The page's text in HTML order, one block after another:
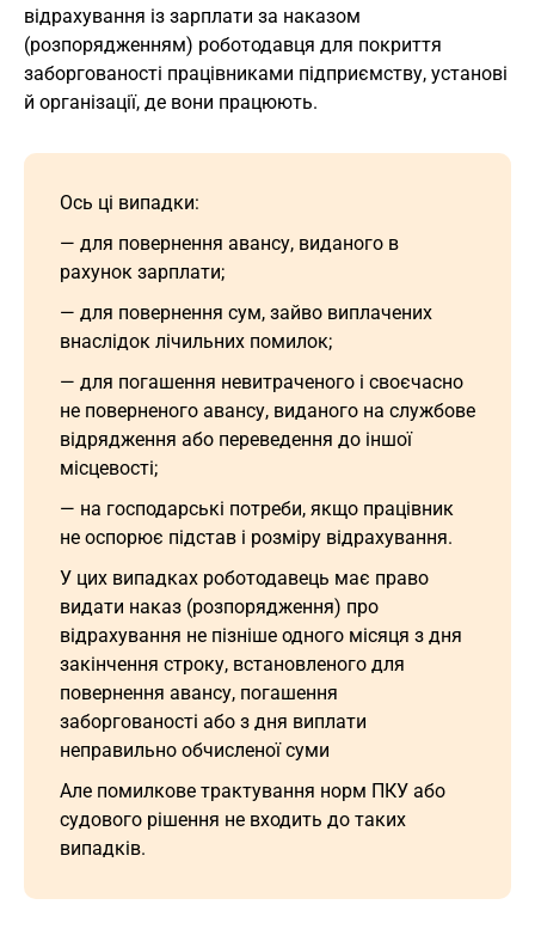
відрахування із зарплати за наказом
(розпорядженням) роботодавця для покриття
заборгованості працівниками підприємству, установі
й організації, де вони працюють.
Ось ці випадки:
— для повернення авансу, виданого в
рахунок зарплати;
— для повернення сум, зайво виплачених
внаслідок лічильних помилок;
— для погашення невитраченого і своєчасно
не поверненого авансу, виданого на службове
відрядження або переведення до іншої
місцевості;
— на господарські потреби, якщо працівник
не оспорює підстав і розміру відрахування.
У цих випадках роботодавець має право
видати наказ (розпорядження) про
відрахування не пізніше одного місяця з дня
закінчення строку, встановленого для
повернення авансу, погашення
заборгованості або з дня виплати
неправильно обчисленої суми
Але помилкове трактування норм ПКУ або
судового рішення не входить до таких
випадків.